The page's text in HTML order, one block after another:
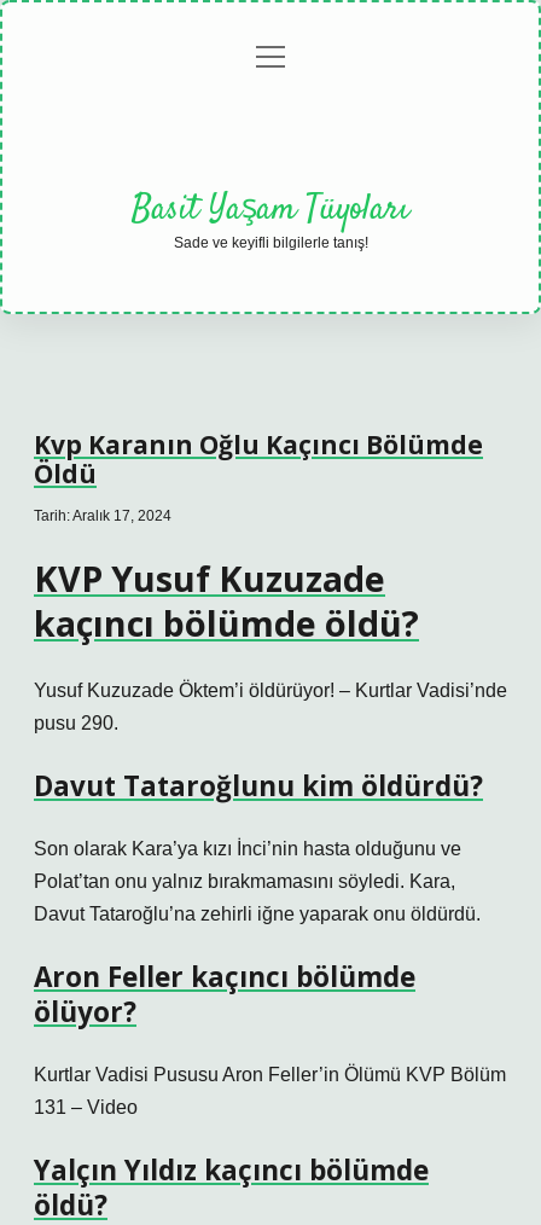
Gizlilikmenüyü
Basit Yaşam Tüyoları
Sade ve keyifli bilgilerle tanış!
Kvp Karanın Oğlu Kaçıncı Bölümde
Öldü
Tarih: Aralık 17, 2024
KVP Yusuf Kuzuzade
kaçıncı bölümde öldü?
Yusuf Kuzuzade Öktem’i öldürüyor! – Kurtlar Vadisi’nde
pusu 290.
Davut Tataroğlunu kim öldürdü?
Son olarak Kara’ya kızı İnci’nin hasta olduğunu ve
Polat’tan onu yalnız bırakmamasını söyledi. Kara,
Davut Tataroğlu’na zehirli iğne yaparak onu öldürdü.
Aron Feller kaçıncı bölümde
ölüyor?
Kurtlar Vadisi Pususu Aron Feller’in Ölümü KVP Bölüm
131 – Video
Yalçın Yıldız kaçıncı bölümde
öldü?